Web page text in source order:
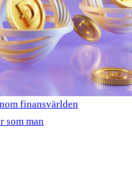
finansvärlden
som man